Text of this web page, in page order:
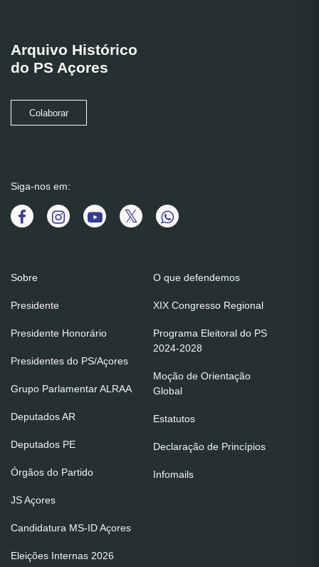
Arquivo Histórico
do PS Açores
Colaborar
Siga-nos em:
Sobre
Presidente
Presidente Honorário
Presidentes do PS/Açores
Grupo Parlamentar ALRAA
Deputados AR
Deputados PE
Órgãos do Partido
JS Açores
Candidatura MS-ID Açores
Eleições Internas 2026
O que defendemos
XIX Congresso Regional
Programa Eleitoral do PS
2024-2028
Moção de Orientação
Global
Estatutos
Declaração de Princípios
Infomails